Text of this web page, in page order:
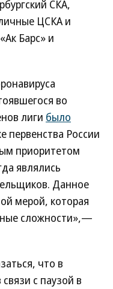
СКА,
ЦСКА и
Барс» и
во
лиги было
первенства России
приоритетом
являлись
Данное
мерой, которая
сложности»,—
что в
с паузой в